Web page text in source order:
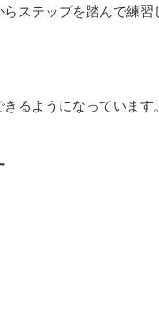
ステップを踏んで練習
るようになっています。